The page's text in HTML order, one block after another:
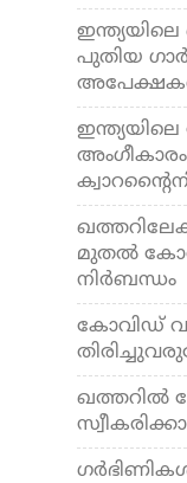
പുതിയ
അപേക്ഷകള്‍
മുതല്‍
നിര്‍ബന്ധം
കോവിഡ്
ഖത്തറില്‍